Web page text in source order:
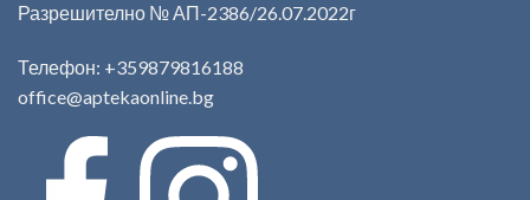
Разрешително № АП-2386/26.07.2022г
Телефон: +359879816188
office@aptekaonline.bg